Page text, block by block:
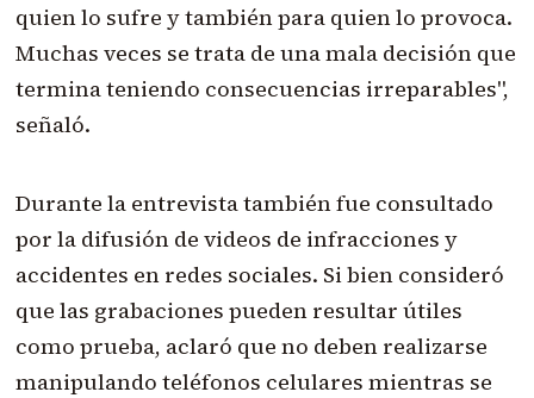
quien lo sufre y también para quien lo provoca.
Muchas veces se trata de una mala decisión que
termina teniendo consecuencias irreparables",
señaló.
Durante la entrevista también fue consultado
por la difusión de videos de infracciones y
accidentes en redes sociales. Si bien consideró
que las grabaciones pueden resultar útiles
como prueba, aclaró que no deben realizarse
manipulando teléfonos celulares mientras se